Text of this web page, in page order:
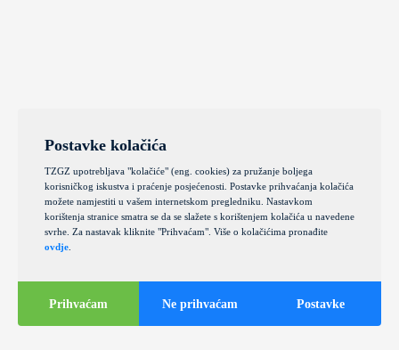
Postavke kolačića
TZGZ upotrebljava "kolačiće" (eng. cookies) za pružanje boljega
korisničkog iskustva i praćenje posjećenosti. Postavke prihvaćanja kolačića
možete namjestiti u vašem internetskom pregledniku. Nastavkom
korištenja stranice smatra se da se slažete s korištenjem kolačića u navedene
svrhe. Za nastavak kliknite "Prihvaćam". Više o kolačićima pronađite
ovdje
Prihvaćam Ne prihvaćam Postavke